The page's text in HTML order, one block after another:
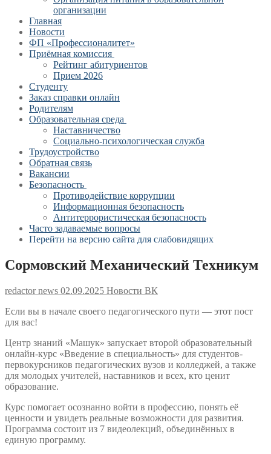
организации
Главная
Новости
ФП «Профессионалитет»
Приёмная комиссия
Рейтинг абитуриентов
Прием 2026
Студенту
Заказ справки онлайн
Родителям
Образовательная среда
Наставничество
Социально-психологическая служба
Трудоустройство
Обратная связь
Вакансии
Безопасность
Противодействие коррупции
Информационная безопасность
Антитеррористическая безопасность
Часто задаваемые вопросы
Перейти на версию сайта для слабовидящих
Сормовский Механический Техникум
redactor news 02.09.2025 Новости ВК
Если вы в начале своего педагогического пути — этот пост
для вас!
Центр знаний «Машук» запускает второй образовательный
онлайн-курс «Введение в специальность» для студентов-
первокурсников педагогических вузов и колледжей, а также
для молодых учителей, наставников и всех, кто ценит
образование.
Курс помогает осознанно войти в профессию, понять её
ценности и увидеть реальные возможности для развития.
Программа состоит из 7 видеолекций, объединённых в
единую программу.